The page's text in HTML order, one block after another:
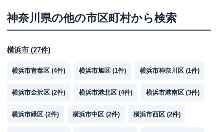
神奈川県の他の市区町村から検索
横浜市 (27件)
横浜市青葉区 (4件) 横浜市旭区 (1件) 横浜市神奈川区 (1件)
横浜市金沢区 (2件) 横浜市港北区 (4件) 横浜市港南区 (3件)
横浜市緑区 (2件) 横浜市中区 (2件) 横浜市西区 (2件)